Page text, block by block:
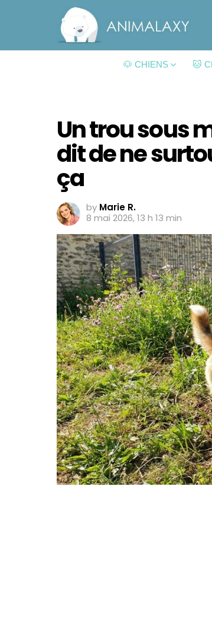
🐶 CHIENS 🐱
Un trou sous
dit de ne
ça
by Marie R.
8 mai 2026, 13 h 13 min